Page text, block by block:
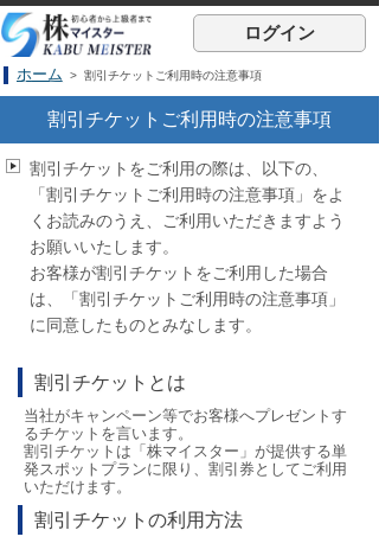
ログイン
ホーム > 割引チケットご利用時の注意事項
割引チケットご利用時の注意事項
割引チケットをご利用の際は、以下の、
「割引チケットご利用時の注意事項」をよ
くお読みのうえ、ご利用いただきますよう
お願いいたします。
お客様が割引チケットをご利用した場合
は、「割引チケットご利用時の注意事項」
に同意したものとみなします。
割引チケットとは
当社がキャンペーン等でお客様へプレゼントす
るチケットを言います。
割引チケットは「株マイスター」が提供する単
発スポットプランに限り、割引券としてご利用
いただけます。
割引チケットの利用方法